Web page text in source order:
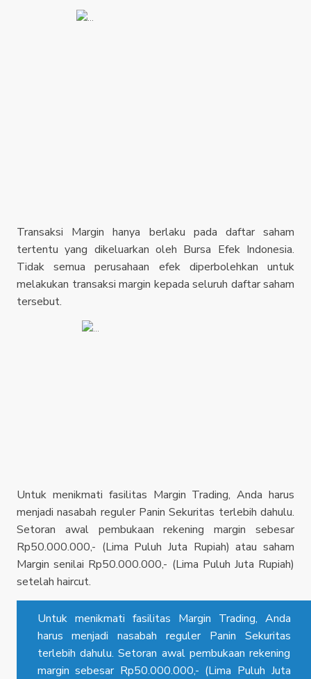
Transaksi Margin hanya berlaku pada daftar saham
tertentu yang dikeluarkan oleh Bursa Efek Indonesia.
Tidak semua perusahaan efek diperbolehkan untuk
melakukan transaksi margin kepada seluruh daftar saham
tersebut.
Untuk menikmati fasilitas Margin Trading, Anda harus
menjadi nasabah reguler Panin Sekuritas terlebih dahulu.
Setoran awal pembukaan rekening margin sebesar
Rp50.000.000,- (Lima Puluh Juta Rupiah) atau saham
Margin senilai Rp50.000.000,- (Lima Puluh Juta Rupiah)
setelah haircut.
Untuk menikmati fasilitas Margin Trading, Anda
harus menjadi nasabah reguler Panin Sekuritas
terlebih dahulu. Setoran awal pembukaan rekening
margin sebesar Rp50.000.000,- (Lima Puluh Juta